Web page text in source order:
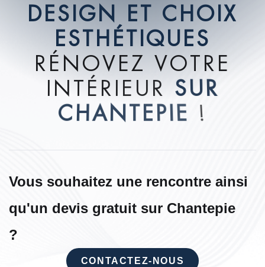
DESIGN ET CHOIX
ESTHÉTIQUES
RÉ NOVEZ VOTRE
I NTÉ RI E UR SUR
CHANTEPIE !
Vous souhaitez une rencontre ainsi
qu'un devis gratuit sur Chantepie
?
CONTACTEZ-NOUS